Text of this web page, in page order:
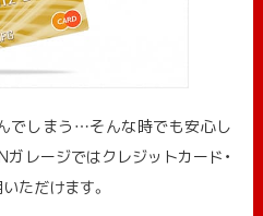
でしまう…そんな時でも安心し
レージではクレジットカード・
ただけます。